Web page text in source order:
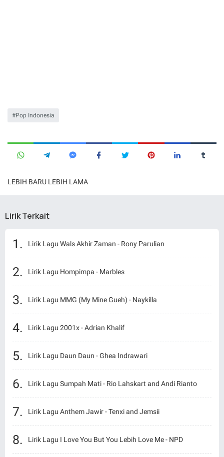
Pop Indonesia
LEBIH BARU LEBIH LAMA
Lirik Terkait
Lirik Lagu Wals Akhir Zaman - Rony Parulian
Lirik Lagu Hompimpa - Marbles
Lirik Lagu MMG (My Mine Gueh) - Naykilla
Lirik Lagu 2001x - Adrian Khalif
Lirik Lagu Daun Daun - Ghea Indrawari
Lirik Lagu Sumpah Mati - Rio Lahskart and Andi Rianto
Lirik Lagu Anthem Jawir - Tenxi and Jemsii
Lirik Lagu I Love You But You Lebih Love Me - NPD